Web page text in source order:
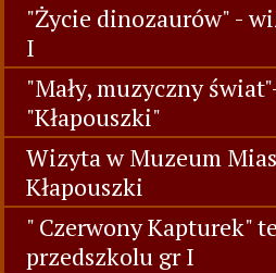
"Życie dinozaurów" -
I
"Mały, muzyczny
"Kłapouszki"
Wizyta w Muzeum
Kłapouszki
" Czerwony Kapturek"
przedszkolu gr I